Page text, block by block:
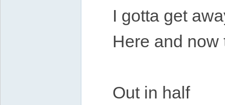
I gotta get
Here and now
Out in half